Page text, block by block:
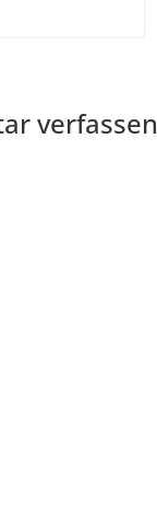
verfassen